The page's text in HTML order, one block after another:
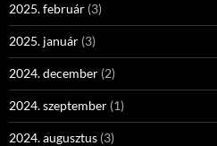
2025. február (3)
2025. január (3)
2024. december (2)
2024. szeptember (1)
2024. augusztus (3)